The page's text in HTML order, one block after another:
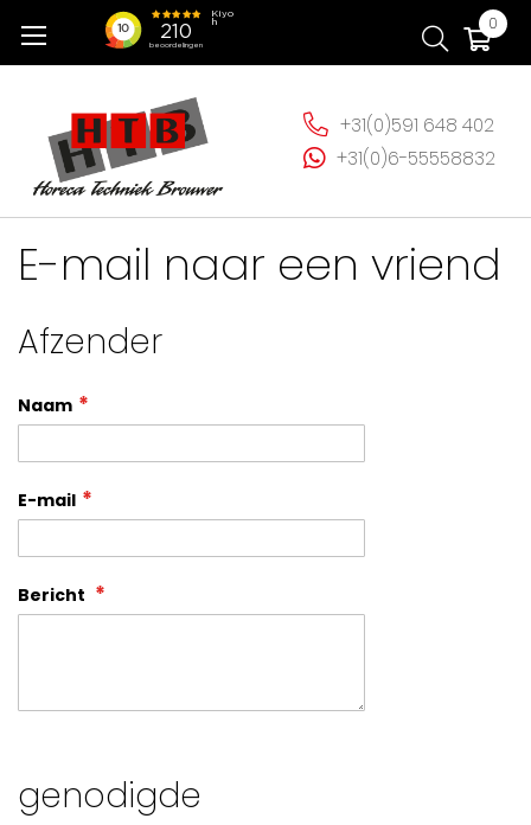
naar
0
+31(0)591 648 402
+31(0)6-55558832
E-mail naar een vriend
Afzender
Naam
E-mail
Bericht
genodigde